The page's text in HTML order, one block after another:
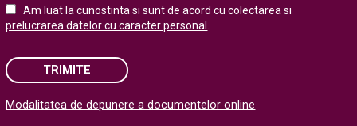
Am luat la cunostinta si sunt de acord cu colectarea si
prelucrarea datelor cu caracter personal
TRIMITE
Please leave this field empty.
Modalitatea de depunere a documentelor online